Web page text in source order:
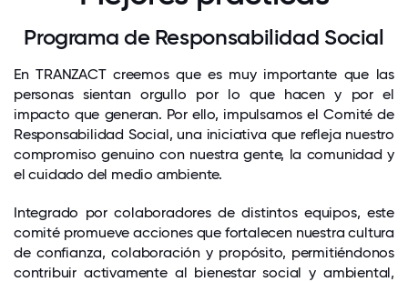
Programa de Responsabilidad Social
En TRANZACT creemos que es muy importante que las
personas sientan orgullo por lo que hacen y por el
impacto que generan. Por ello, impulsamos el Comité de
Responsabilidad Social, una iniciativa que refleja nuestro
compromiso genuino con nuestra gente, la comunidad y
el cuidado del medio ambiente.
Integrado por colaboradores de distintos equipos, este
comité promueve acciones que fortalecen nuestra cultura
de confianza, colaboración y propósito, permitiéndonos
contribuir activamente al bienestar social y ambiental,